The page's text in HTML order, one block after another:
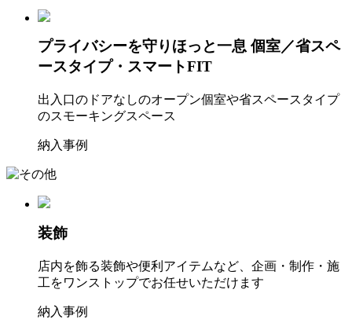
プライバシーを守りほっと一息 個室／省スペ
ースタイプ・スマートFIT
出入口のドアなしのオープン個室や省スペースタイプ
のスモーキングスペース
納入事例
装飾
店内を飾る装飾や便利アイテムなど、企画・制作・施
工をワンストップでお任せいただけます
納入事例